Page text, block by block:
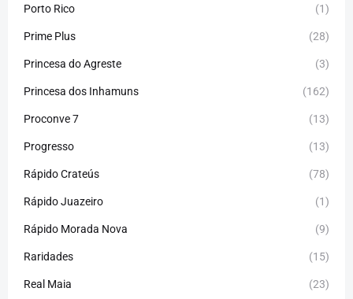
Porto Rico (1)
Prime Plus (28)
Princesa do Agreste (3)
Princesa dos Inhamuns (162)
Proconve 7 (13)
Progresso (13)
Rápido Crateús (78)
Rápido Juazeiro (1)
Rápido Morada Nova (9)
Raridades (15)
Real Maia (23)